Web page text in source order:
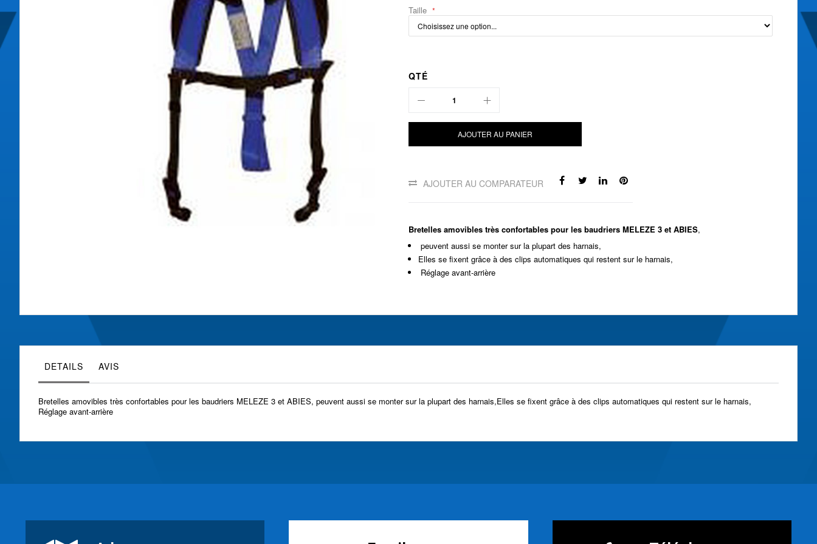
the
the
gallery
Taille
QTÉ
AJOUTER AU PANIER
AJOUTER AU COMPARATEUR
Bretelles amovibles très confortables pour les baudriers MELEZE 3 et ABIES,
peuvent aussi se monter sur la plupart des harnais,
Elles se fixent grâce à des clips automatiques qui restent sur le harnais,
Réglage avant-arrière
DETAILS
Bretelles amovibles très confortables pour les baudriers MELEZE 3 et ABIES, peuvent aussi se monter sur la plupart des harnais,Elles se fixent grâce à des clips automatiques qui restent sur le harnais,
Réglage avant-arrière
AVIS